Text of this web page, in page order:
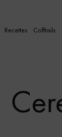
Recettes Cofftails